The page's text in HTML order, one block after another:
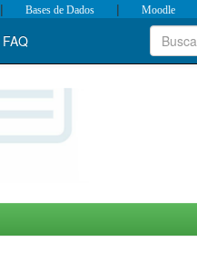
| Bases de Dados | Moodle
FAQ